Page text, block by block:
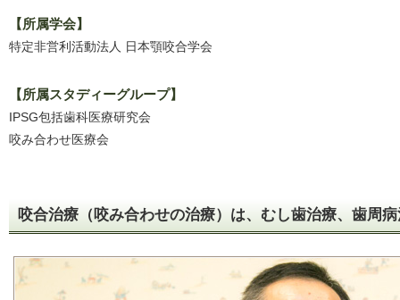
【所属学会】
特定非営利活動法人 日本顎咬合学会
【所属スタディーグループ】
IPSG包括歯科医療研究会
咬み合わせ医療会
咬合治療（咬み合わせの治療）は、むし歯治療、歯周